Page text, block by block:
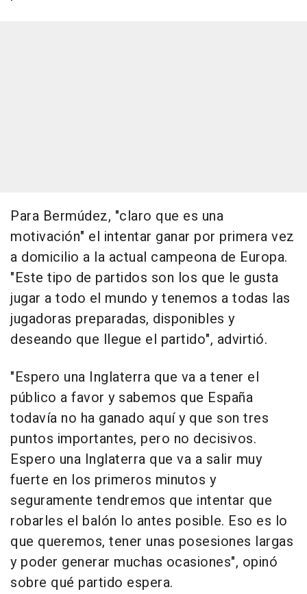
Para Bermúdez, "claro que es una
motivación" el intentar ganar por primera vez
a domicilio a la actual campeona de Europa.
"Este tipo de partidos son los que le gusta
jugar a todo el mundo y tenemos a todas las
jugadoras preparadas, disponibles y
deseando que llegue el partido", advirtió.
"Espero una Inglaterra que va a tener el
público a favor y sabemos que España
todavía no ha ganado aquí y que son tres
puntos importantes, pero no decisivos.
Espero una Inglaterra que va a salir muy
fuerte en los primeros minutos y
seguramente tendremos que intentar que
robarles el balón lo antes posible. Eso es lo
que queremos, tener unas posesiones largas
y poder generar muchas ocasiones", opinó
sobre qué partido espera.